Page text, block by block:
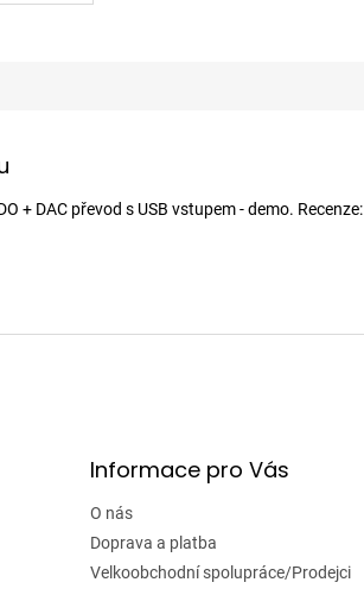
+ DAC převod s USB vstupem - demo. Recenze:
Informace pro Vás
O nás
Doprava a platba
Velkoobchodní spolupráce/Prodejci